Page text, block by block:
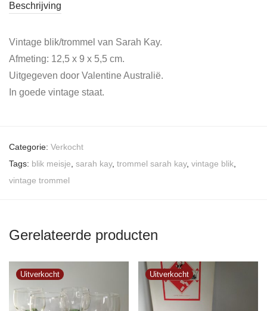
Beschrijving
Vintage blik/trommel van Sarah Kay.
Afmeting: 12,5 x 9 x 5,5 cm.
Uitgegeven door Valentine Australië.
In goede vintage staat.
Categorie: Verkocht
Tags: blik meisje sarah kay, trommel sarah kay, vintage blik
vintage trommel
Gerelateerde producten